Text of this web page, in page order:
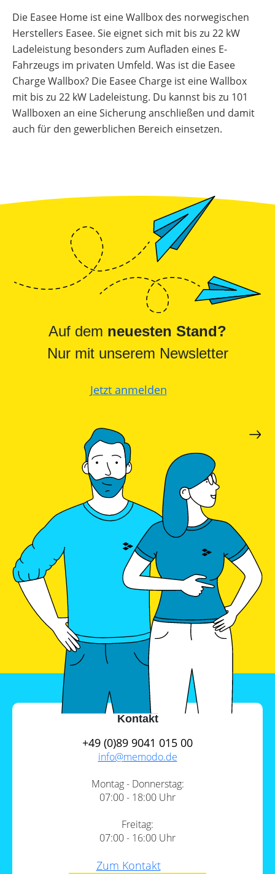
Die Easee Home ist eine Wallbox des norwegischen
Herstellers Easee. Sie eignet sich mit bis zu 22 kW
Ladeleistung besonders zum Aufladen eines E-
Fahrzeugs im privaten Umfeld. Was ist die Easee
Charge Wallbox? Die Easee Charge ist eine Wallbox
mit bis zu 22 kW Ladeleistung. Du kannst bis zu 101
Wallboxen an eine Sicherung anschließen und damit
auch für den gewerblichen Bereich einsetzen.
Auf dem neuesten Stand?
Nur mit unserem Newsletter
Jetzt anmelden
Kontakt
+49 (0)89 9041 015 00
info@memodo.de
Montag - Donnerstag:
07:00 - 18:00 Uhr
Freitag:
07:00 - 16:00 Uhr
Zum Kontakt